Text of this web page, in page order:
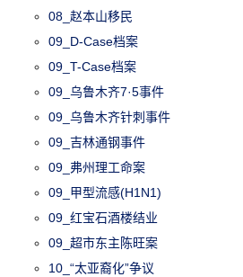
08_赵本山移民
09_D-Case档案
09_T-Case档案
09_乌鲁木齐7·5事件
09_乌鲁木齐针刺事件
09_吉林通钢事件
09_弗州理工命案
09_甲型流感(H1N1)
09_红宝石酒楼结业
09_超市东主陈旺案
10_“太亚裔化”争议